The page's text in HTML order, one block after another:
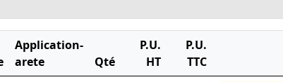
Application-
arete
Qté
P.U.
HT
P.U.
TTC